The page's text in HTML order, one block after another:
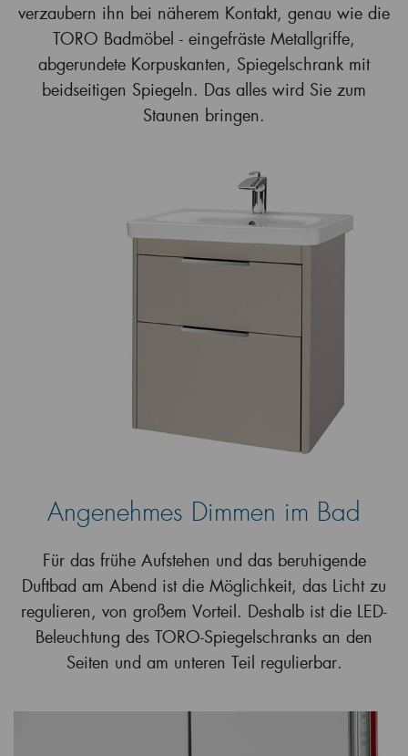
verzaubern ihn bei näherem Kontakt, genau wie die
TORO Badmöbel - eingefräste Metallgriffe,
abgerundete Korpuskanten, Spiegelschrank mit
beidseitigen Spiegeln. Das alles wird Sie zum
Staunen bringen.
Angenehmes Dimmen im Bad
Für das frühe Aufstehen und das beruhigende
Duftbad am Abend ist die Möglichkeit, das Licht zu
regulieren, von großem Vorteil. Deshalb ist die LED-
Beleuchtung des TORO-Spiegelschranks an den
Seiten und am unteren Teil regulierbar.